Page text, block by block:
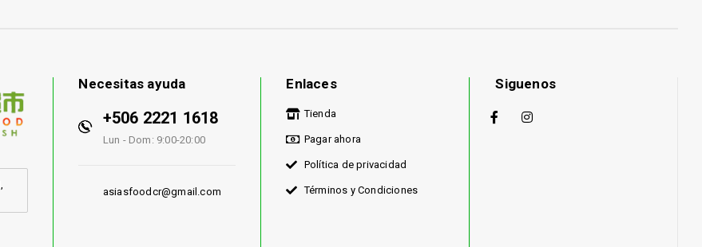
Necesitas ayuda
+506 2221 1618
Lun - Dom: 9:00-20:00
asiasfoodcr@gmail.com
Enlaces
Tienda
Pagar ahora
Política de privacidad
Términos y Condiciones
Siguenos